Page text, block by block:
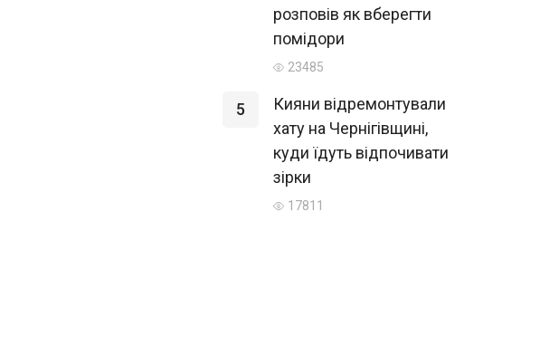
розповів як вберегти
помідори
23485
5
Кияни відремонтували
хату на Чернігівщині,
куди їдуть відпочивати
зірки
17811